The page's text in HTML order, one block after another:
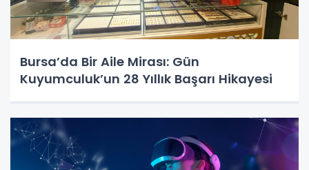
Bursa’da Bir Aile Mirası: Gün
Kuyumculuk’un 28 Yıllık Başarı Hikayesi